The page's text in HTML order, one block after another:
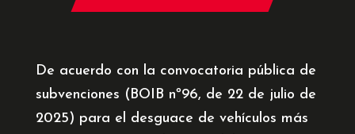
De acuerdo con la convocatoria pública de
subvenciones (BOIB nº96, de 22 de julio de
2025) para el desguace de vehículos más